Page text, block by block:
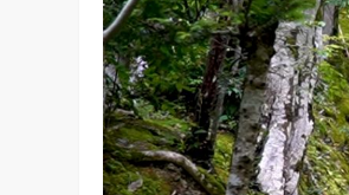
Sommaire
Découvrir Tokyo avec un
Explorer Kyoto sans se
Les trésors cachés de
Similaire